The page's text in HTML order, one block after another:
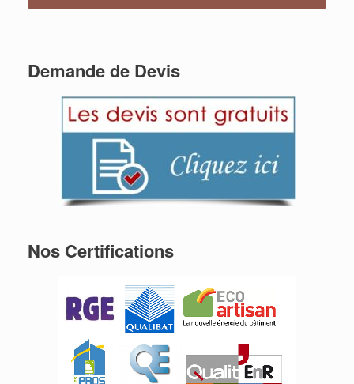
Demande de Devis
Nos Certifications